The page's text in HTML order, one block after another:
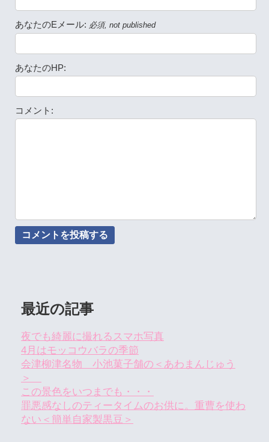
あなたのEメール: 必須, not published
あなたのHP:
コメント:
最近の記事
夜でも綺麗に撮れるスマホ写真
4月はモッコウバラの季節
会津柳津名物 小池菓子舗の＜あわまんじゅう
＞
この景色をいつまでも・・・
罪悪感なしのティータイムのお供に。重曹を使わ
ない＜簡単自家製黒豆＞